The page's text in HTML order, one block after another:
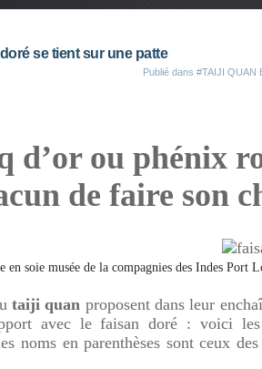
se tient sur une patte
Publié dans #TAIJI QUAN
d’or ou phénix
de faire son
en soie musée de la compagnies des Indes Port
taiji quan proposent dans leur
avec le faisan doré : voici
noms en parenthèses sont ceux